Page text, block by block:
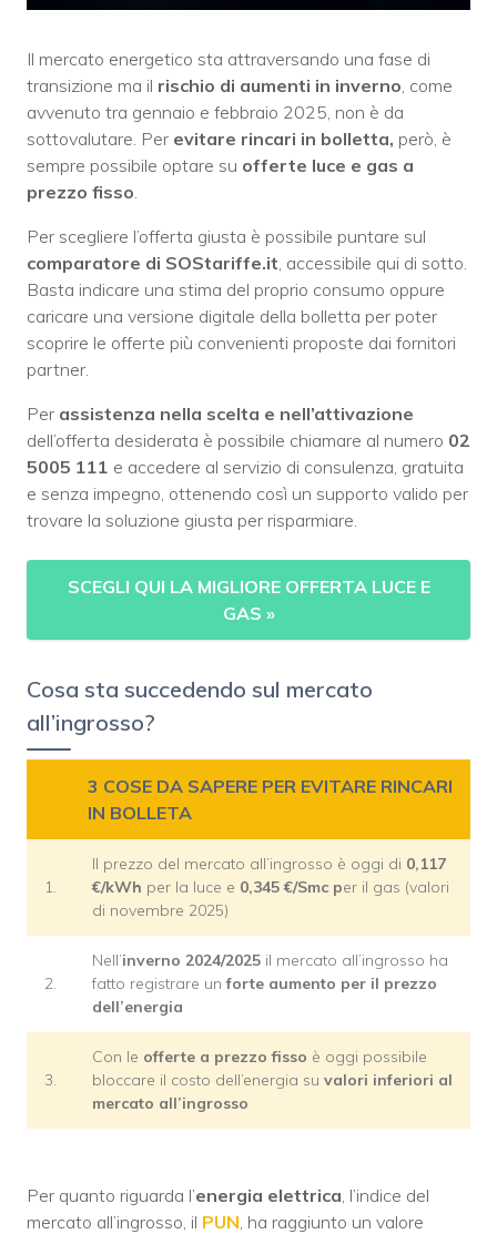
Il mercato energetico sta attraversando una fase di
transizione ma il rischio di aumenti in inverno , come
avvenuto tra gennaio e febbraio 2025, non è da
sottovalutare. Per evitare rincari in bolletta, però, è
sempre possibile optare su offerte luce e gas a
prezzo fisso
Per scegliere l’offerta giusta è possibile puntare sul
comparatore di SOStariffe.it , accessibile qui di sotto.
Basta indicare una stima del proprio consumo oppure
caricare una versione digitale della bolletta per poter
scoprire le offerte più convenienti proposte dai fornitori
partner.
Per assistenza nella scelta e nell’attivazione
dell’offerta desiderata è possibile chiamare al numero 02
5005 111 e accedere al servizio di consulenza, gratuita
e senza impegno, ottenendo così un supporto valido per
trovare la soluzione giusta per risparmiare.
SCEGLI QUI LA MIGLIORE OFFERTA LUCE E
GAS »
Cosa sta succedendo sul mercato
all’ingrosso?
3 COSE DA SAPERE PER EVITARE RINCARI
IN BOLLETA
1.
Il prezzo del mercato all’ingrosso è oggi di 0,117
€/kWh per la luce e 0,345 €/Smc per il gas (valori
di novembre 2025)
2.
Nell’inverno 2024/2025 il mercato all’ingrosso ha
fatto registrare un forte aumento per il prezzo
dell’energia
3.
Con le offerte a prezzo fisso è oggi possibile
bloccare il costo dell’energia su valori inferiori al
mercato all’ingrosso
Per quanto riguarda l’energia elettrica , l’indice del
mercato all’ingrosso, il PUN , ha raggiunto un valore